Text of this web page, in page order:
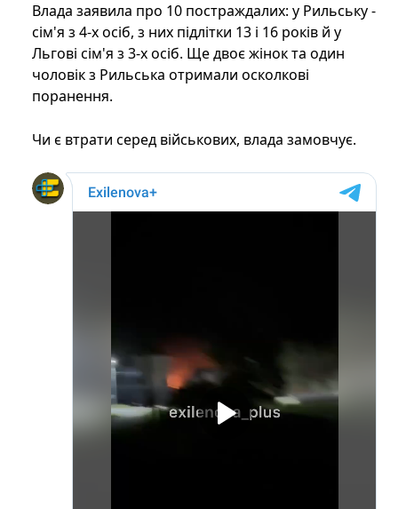
Влада заявила про 10 постраждалих: у Рильську -
сім'я з 4-х осіб, з них підлітки 13 і 16 років й у
Льгові сім'я з 3-х осіб. Ще двоє жінок та один
чоловік з Рильська отримали осколкові
поранення.
Чи є втрати серед військових, влада замовчує.